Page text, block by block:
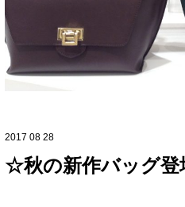
2017 08 28
☆秋の新作バッグ